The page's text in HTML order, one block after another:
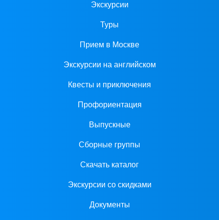
Экскурсии
Туры
Прием в Москве
Экскурсии на английском
Квесты и приключения
Профориентация
Выпускные
Сборные группы
Скачать каталог
Экскурсии со скидками
Документы